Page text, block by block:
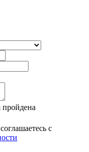
пройдена
с